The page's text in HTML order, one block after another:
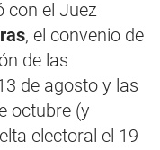
con el Juez
, el convenio de
de las
de agosto y las
octubre (y
electoral el 19